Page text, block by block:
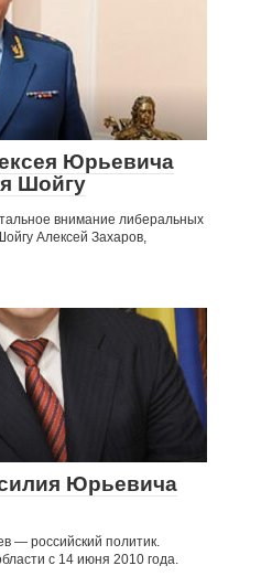
Юрьевича
Шойгу
внимание либеральных
Алексей Захаров,
Юрьевича
— российский политик.
с 14 июня 2010 года.